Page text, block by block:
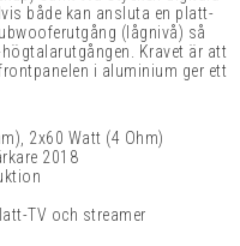
både kan ansluta en platt-
(lågnivå) så
Kravet är att
i aluminium ger ett
2x60 Watt (4 Ohm)
2018
TV och streamer